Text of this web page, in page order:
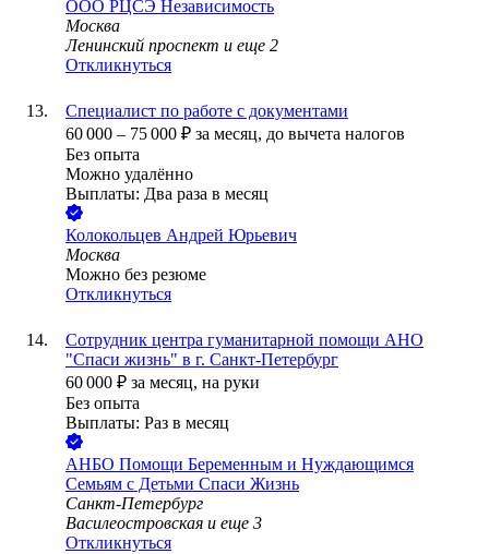
ООО РЦСЭ Независимость
Москва
Ленинский проспект и еще 2
Откликнуться
Специалист по работе с документами
60 000 – 75 000 ₽ за месяц, до вычета налогов
Без опыта
Можно удалённо
Выплаты: Два раза в месяц
Колокольцев Андрей Юрьевич
Москва
Можно без резюме
Откликнуться
Сотрудник центра гуманитарной помощи АНО
"Спаси жизнь" в г. Санкт-Петербург
60 000 ₽ за месяц, на руки
Без опыта
Выплаты: Раз в месяц
АНБО Помощи Беременным и Нуждающимся
Семьям с Детьми Спаси Жизнь
Санкт-Петербург
Василеостровская и еще 3
Откликнуться